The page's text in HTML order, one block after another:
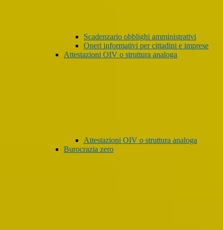
Scadenzario obblighi amministrativi
Oneri informativi per cittadini e imprese
Attestazioni OIV o struttura analoga
Attestazioni OIV o struttura analoga
Burocrazia zero